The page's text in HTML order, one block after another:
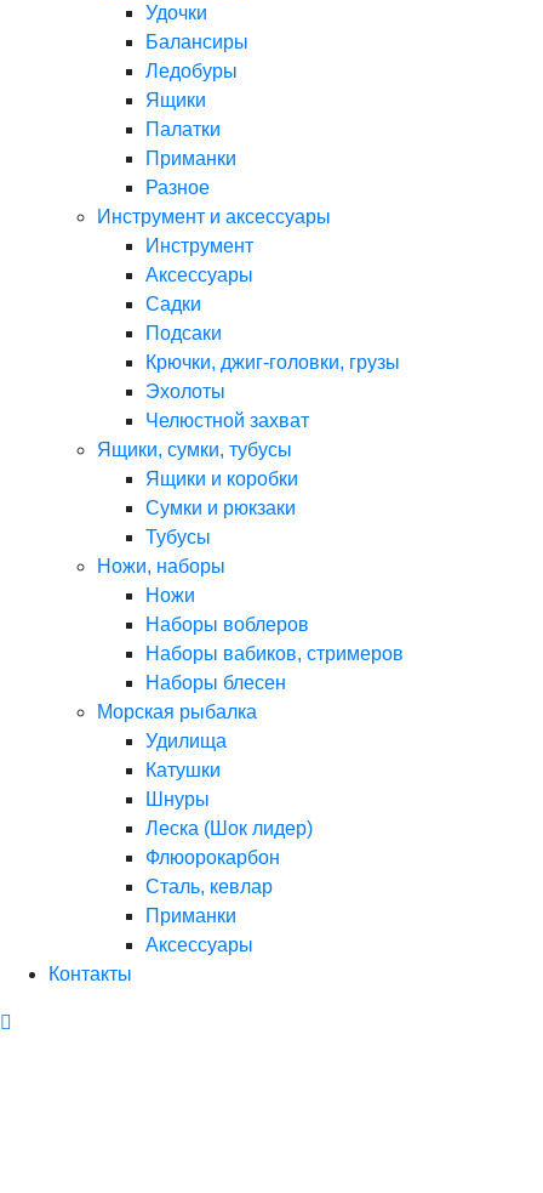
Удочки
Балансиры
Ледобуры
Ящики
Палатки
Приманки
Разное
Инструмент и аксессуары
Инструмент
Аксессуары
Садки
Подсаки
Крючки, джиг-головки, грузы
Эхолоты
Челюстной захват
Ящики, сумки, тубусы
Ящики и коробки
Сумки и рюкзаки
Тубусы
Ножи, наборы
Ножи
Наборы воблеров
Наборы вабиков, стримеров
Наборы блесен
Морская рыбалка
Удилища
Катушки
Шнуры
Леска (Шок лидер)
Флюорокарбон
Сталь, кевлар
Приманки
Аксессуары
Контакты